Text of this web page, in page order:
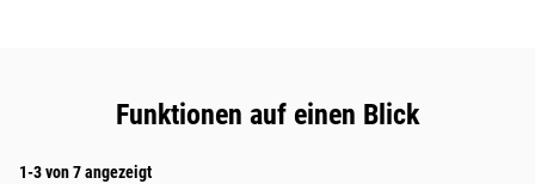
Funktionen auf einen Blick
1-3 von 7 angezeigt